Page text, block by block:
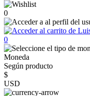
0
0
Moneda
Según producto
$
USD